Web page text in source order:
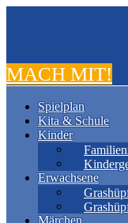
MACH MIT!
Spielplan
Kita & Schule
Kinder
Erwachsene
Märchen